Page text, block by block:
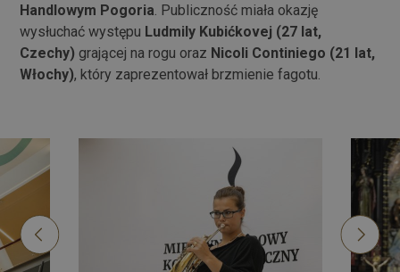
Handlowym Pogoria. Publiczność miała okazję
wysłuchać występu Ludmily Kubićkovej (27 lat,
Czechy) grającej na rogu oraz Nicoli Continiego (21 lat,
Włochy), który zaprezentował brzmienie fagotu.